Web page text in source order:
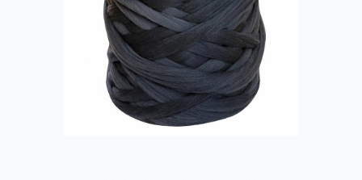
In den Warenkorb